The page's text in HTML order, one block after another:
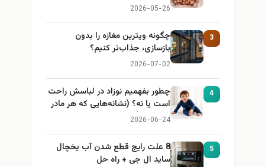
2026-05-26
3
چگونه ویترین مغازه را بدون
بازسازی، جذاب‌تر کنیم؟
2026-07-02
4
چطور بفهمیم نوزاد در لباسش راحت
است یا نه؟ (نشانه‌هایی که هر مادر
باید بداند)
2026-06-24
5
8 علت رایج قطع شدن آب یخچال
ساید ال جی + راه حل